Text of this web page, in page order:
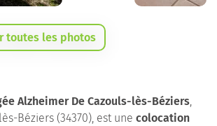
toutes les photos
Alzheimer De Cazouls-lès-Béziers,
Béziers (34370), est une colocation